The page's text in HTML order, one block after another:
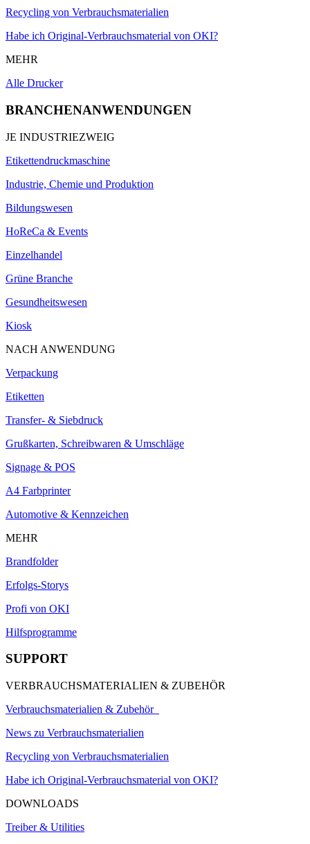
Recycling von Verbrauchsmaterialien
Habe ich Original-Verbrauchsmaterial von OKI?
MEHR
Alle Drucker
BRANCHENANWENDUNGEN
JE INDUSTRIEZWEIG
Etikettendruckmaschine
Industrie, Chemie und Produktion
Bildungswesen
HoReCa & Events
Einzelhandel
Grüne Branche
Gesundheitswesen
Kiosk
NACH ANWENDUNG
Verpackung
Etiketten
Transfer- & Siebdruck
Grußkarten, Schreibwaren & Umschläge
Signage & POS
A4 Farbprinter
Automotive & Kennzeichen
MEHR
Brandfolder
Erfolgs-Storys
Profi von OKI
Hilfsprogramme
SUPPORT
VERBRAUCHSMATERIALIEN & ZUBEHÖR
Verbrauchsmaterialien & Zubehör
News zu Verbrauchsmaterialien
Recycling von Verbrauchsmaterialien
Habe ich Original-Verbrauchsmaterial von OKI?
DOWNLOADS
Treiber & Utilities